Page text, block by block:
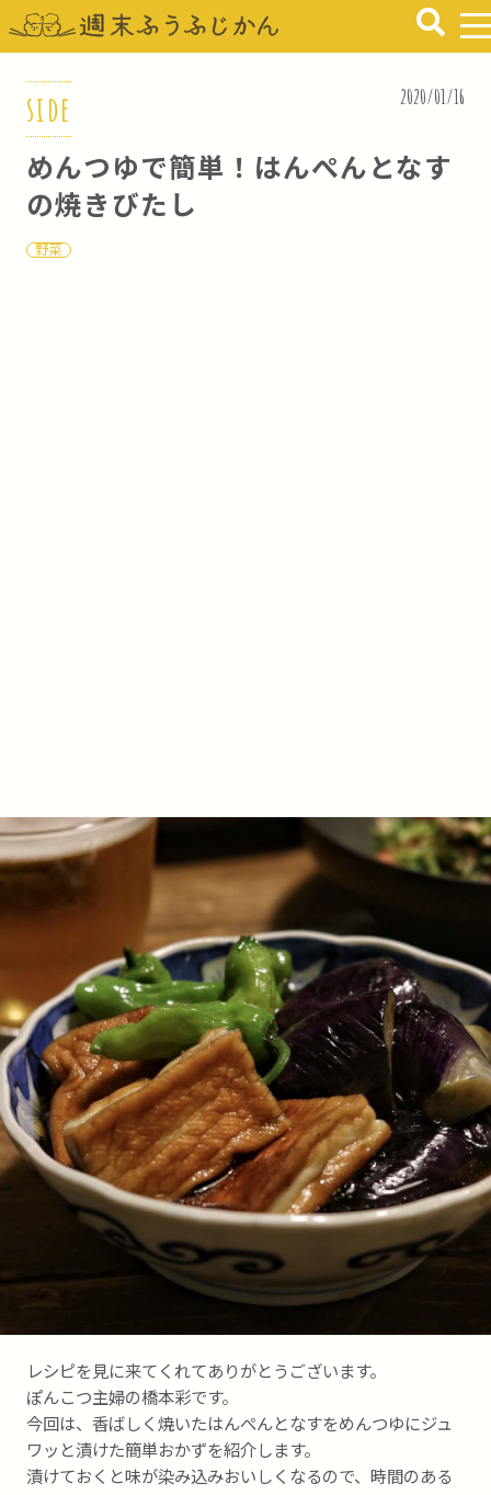
side 2020/01/16
めんつゆで簡単！はんぺんとなす
の焼きびたし
野菜
レシピを見に来てくれてありがとうございます。
ぽんこつ主婦の橋本彩です。
今回は、香ばしく焼いたはんぺんとなすをめんつゆにジュ
ワッと漬けた簡単おかずを紹介します。
漬けておくと味が染み込みおいしくなるので、時間のある